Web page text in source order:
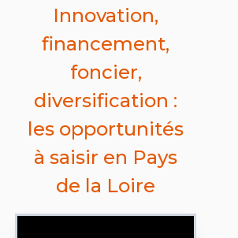
Innovation,
financement,
foncier,
diversification :
les opportunités
à saisir en Pays
de la Loire